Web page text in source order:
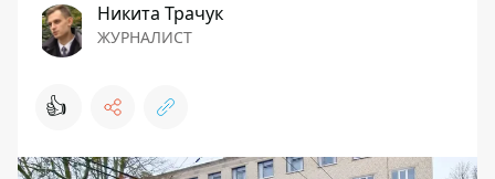
Никита Трачук
ЖУРНАЛИСТ
👍